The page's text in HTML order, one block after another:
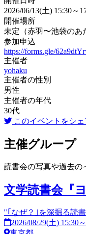
2026/06/13(土) 15:30～
開催場所
未定（赤羽〜池袋のあ
参加申込
https://forms.gle/
主催者
yohaku
主催者の性別
男性
主催者の年代
30代
このイベントをシェ
主催グループ
読書会の写真や過去の
文学読書会『ヨ
"｢なぜ？｣を深掘る読
2026/08/29(土) 15:30